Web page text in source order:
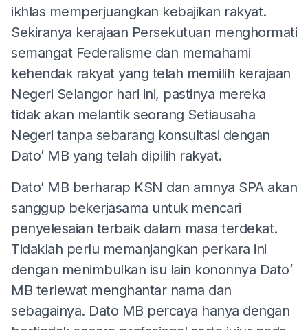
ikhlas memperjuangkan kebajikan rakyat.
Sekiranya kerajaan Persekutuan menghormati
semangat Federalisme dan memahami
kehendak rakyat yang telah memilih kerajaan
Negeri Selangor hari ini, pastinya mereka
tidak akan melantik seorang Setiausaha
Negeri tanpa sebarang konsultasi dengan
Dato’ MB yang telah dipilih rakyat.
Dato’ MB berharap KSN dan amnya SPA akan
sanggup bekerjasama untuk mencari
penyelesaian terbaik dalam masa terdekat.
Tidaklah perlu memanjangkan perkara ini
dengan menimbulkan isu lain kononnya Dato’
MB terlewat menghantar nama dan
sebagainya. Dato MB percaya hanya dengan